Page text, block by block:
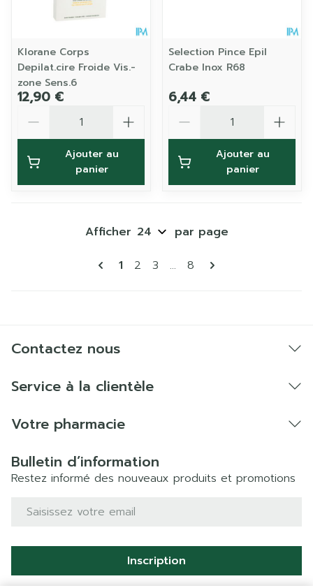
Klorane Corps
Depilat.cire Froide Vis.-
zone Sens.6
12,90 €
Ajouter au
panier
Selection Pince Epil
Crabe Inox R68
6,44 €
Ajouter au
panier
Pages
Vous lisez actuellement la page
1 Page
2 Page
3 ... Page
8
Afficher par page
Contactez nous
Service à la clientèle
Votre pharmacie
Bulletin d’information
Restez informé des nouveaux produits et promotions
Adresse mail
Inscription